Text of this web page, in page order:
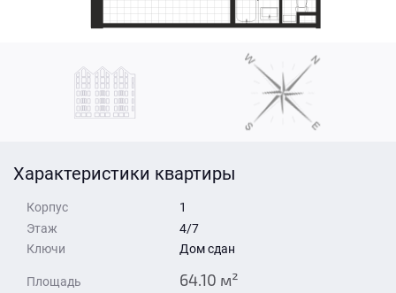
Характеристики квартиры
Корпус
1
Этаж
4/7
Ключи
Дом сдан
Площадь 64.10 м²
Свои средства
Время для звонка
Отправить